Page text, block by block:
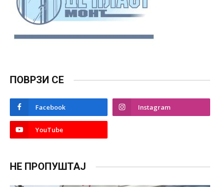
ПОВРЗИ СЕ
Facebook Instagram
YouTube
НЕ ПРОПУШТАЈ